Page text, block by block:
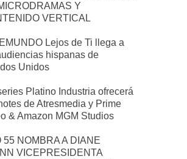
Y
VERTICAL
Lejos de Ti llega a
hispanas de
Unidos
Platino Industria ofrecerá
de Atresmedia y Prime
& Amazon MGM Studios
55 NOMBRA A DIANE
VICEPRESIDENTA